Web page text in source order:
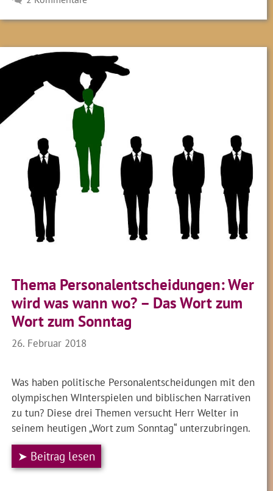
Thema Personalentscheidungen: Wer
wird was wann wo? – Das Wort zum
Wort zum Sonntag
26. Februar 2018
Was haben politische Personalentscheidungen mit den
olympischen WInterspielen und biblischen Narrativen
zu tun? Diese drei Themen versucht Herr Welter in
seinem heutigen „Wort zum Sonntag“ unterzubringen.
➤ Beitrag lesen